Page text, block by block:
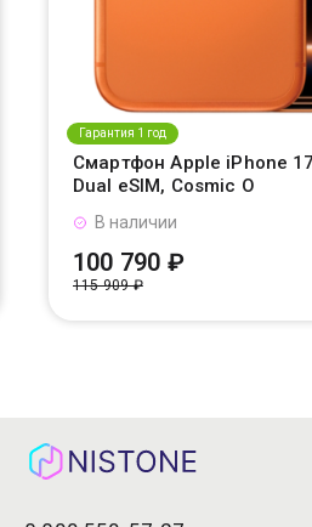
Гарантия 1 год
Смартфон Apple iPhone
Dual eSIM, Cosmic O
В наличии
100 790 ₽
115 909 ₽